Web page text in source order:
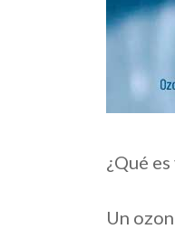
¿Qué
Un